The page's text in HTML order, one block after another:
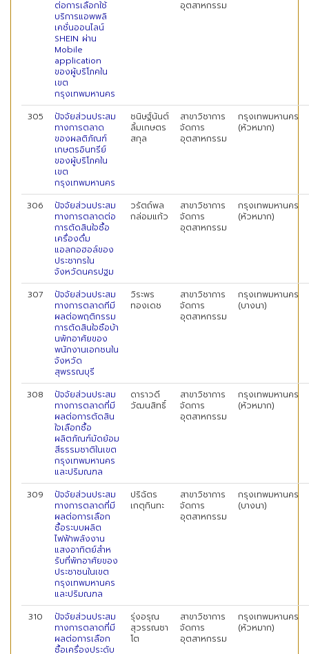
ต่อการเลือกใช้
บริการแอพพลิ
เคชั่นออนไลน์
SHEIN ผ่าน
Mobile
application
ของผู้บริโภคใน
เขต
กรุงเทพมหานคร
อุตสาหกรรม
305
ปัจจัยส่วนประสม
ทางการตลาด
ของผลติภัณฑ์
เกษตรอินทรีย์
ของผู้บริโภคใน
เขต
กรุงเทพมหานคร
ชนิษฐ์นันต์
ลิ้มเกษตร
สกุล
สาขาวิชาการ
จัดการ
อุตสาหกรรม
กรุงเทพมหานคร
(หัวหมาก)
306
ปัจจัยส่วนประสม
ทางการตลาดต่อ
การตัดสินใจซื้อ
เครื่องดื่ม
แอลกอฮอล์ของ
ประชากรใน
จังหวัดนครปฐม
วรัตถ์พล
กล่อมแก้ว
สาขาวิชาการ
จัดการ
อุตสาหกรรม
กรุงเทพมหานคร
(หัวหมาก)
307
ปัจจัยส่วนประสม
ทางการตลาดทีมี
ผลต่อพฤติกรรม
การตัดสินใจซือบ้า
นพักอาศัยของ
พนักงานเอกชนใน
จังหวัด
สุพรรณบุรี
วิระพร
ทองเดช
สาขาวิชาการ
จัดการ
อุตสาหกรรม
กรุงเทพมหานคร
(บางนา)
308
ปัจจัยส่วนประสม
ทางการตลาดที่มี
ผลต่อการตัดสิน
ใจเลือกซื้อ
ผลิตภัณฑ์มัดย้อม
สีธรรมชาติในเขต
กรุงเทพมหานคร
และปริมณฑล
ดาราวดี
วัฒนสิทธิ์
สาขาวิชาการ
จัดการ
อุตสาหกรรม
กรุงเทพมหานคร
(หัวหมาก)
309
ปัจจัยส่วนประสม
ทางการตลาดที่มี
ผลต่อการเลือก
ซื้อระบบผลิต
ไฟฟ้าพลังงาน
แสงอาทิตย์สําห
รับที่พักอาศัยของ
ประชาชนในเขต
กรุงเทพมหานคร
และปริมณฑล
ปริฉัตร
เกตุกินทะ
สาขาวิชาการ
จัดการ
อุตสาหกรรม
กรุงเทพมหานคร
(บางนา)
310
ปัจจัยส่วนประสม
ทางการตลาดที่มี
ผลต่อการเลือก
ซื้อเครื่องประดับ
รุ่งอรุณ
สุวรรณชา
โต
สาขาวิชาการ
จัดการ
อุตสาหกรรม
กรุงเทพมหานคร
(หัวหมาก)